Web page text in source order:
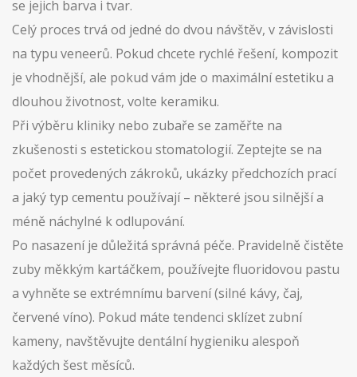
se jejich barva i tvar.
Celý proces trvá od jedné do dvou návštěv, v závislosti
na typu veneerů. Pokud chcete rychlé řešení, kompozit
je vhodnější, ale pokud vám jde o maximální estetiku a
dlouhou životnost, volte keramiku.
Při výběru kliniky nebo zubaře se zaměřte na
zkušenosti s estetickou stomatologií. Zeptejte se na
počet provedených zákroků, ukázky předchozích prací
a jaký typ cementu používají – některé jsou silnější a
méně náchylné k odlupování.
Po nasazení je důležitá správná péče. Pravidelně čistěte
zuby měkkým kartáčkem, používejte fluoridovou pastu
a vyhněte se extrémnímu barvení (silné kávy, čaj,
červené víno). Pokud máte tendenci sklízet zubní
kameny, navštěvujte dentální hygieniku alespoň
každých šest měsíců.